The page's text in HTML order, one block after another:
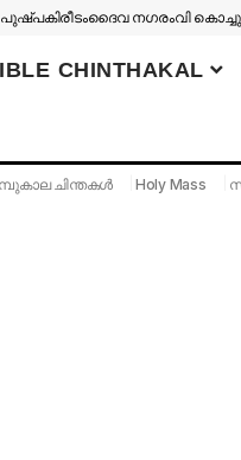
ദൈവ നഗരംവി
CHINTHAKAL
ചിന്തകൾ Holy Mass